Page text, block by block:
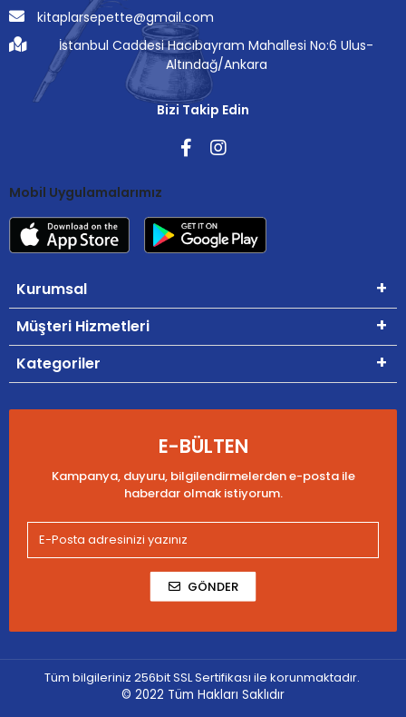
kitaplarsepette@gmail.com
İstanbul Caddesi Hacıbayram Mahallesi No:6 Ulus-
Altındağ/Ankara
Bizi Takip Edin
Mobil Uygulamalarımız
Kurumsal
Müşteri Hizmetleri
Kategoriler
E-BÜLTEN
Kampanya, duyuru, bilgilendirmelerden e-posta ile
haberdar olmak istiyorum.
GÖNDER
Tüm bilgileriniz 256bit SSL Sertifikası ile korunmaktadır.
© 2022 Tüm Hakları Saklıdır